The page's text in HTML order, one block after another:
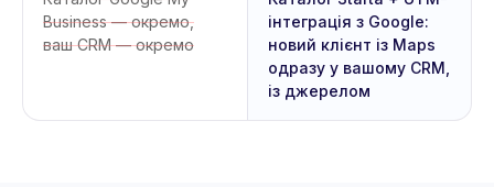
Business — окремо,
ваш CRM — окремо
інтеграція з Google:
новий клієнт із Maps
одразу у вашому CRM,
із джерелом